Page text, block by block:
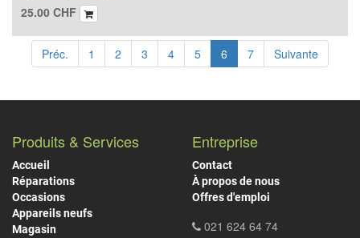
25.00 CHF
Préc. 1 2 3 4 5 6 7 Suivante
Produits & Services
Accueil
Réparations
Occasions
Appareils neufs
Magasin
Entreprise
Contact
À propos de nous
Offres d'emploi
021 624 64 74